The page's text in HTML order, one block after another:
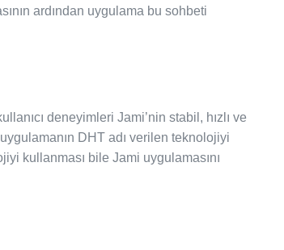
ardından uygulama bu sohbeti
deneyimleri Jami’nin stabil, hızlı ve
DHT adı verilen teknolojiyi
kullanması bile Jami uygulamasını